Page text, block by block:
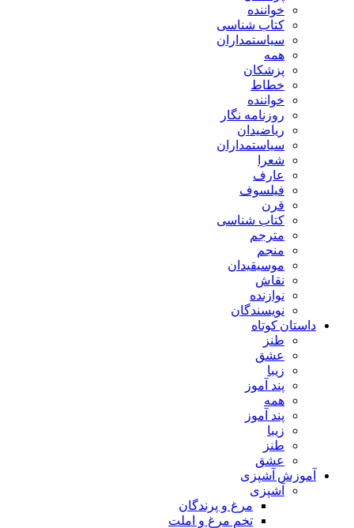
خواننده
کتاب شناسی
سیاستمداران
همه
پزشکان
خطاط
خواننده
روزنامه نگار
ریاضیدان
سیاستمداران
شعرا
عارف
فیلسوف
قرن
کتاب شناسی
مترجم
منجم
موسیقیدان
نقاش
نوازنده
نویسندگان
داستان کوتاه
طنز
عشق
زیبا
پند آموز
همه
پند آموز
زیبا
طنز
عشق
آموزش آشپزی
آشپزی
مرغ و پرندگان
تخم مرغ و املت